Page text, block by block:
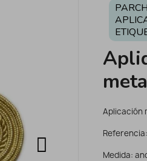
Aplicación
Medida: